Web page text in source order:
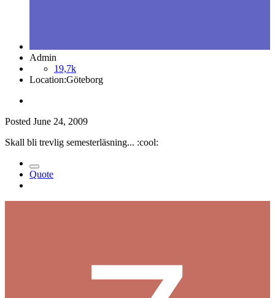
Admin
19,7k
Location:Göteborg
Posted June 24, 2009
Skall bli trevlig semesterläsning... :cool:
Quote